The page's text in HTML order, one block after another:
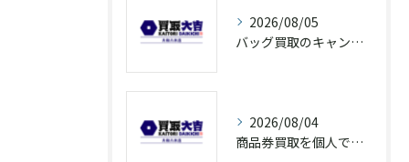
2026/08/05
バッグ買取のキャンペーンで奈良県橿原市でお得に売るための条件と注意点徹底ガイド
2026/08/04
商品券買取を個人で利用する際の奈良県橿原市で知っておきたい高換金ポイント